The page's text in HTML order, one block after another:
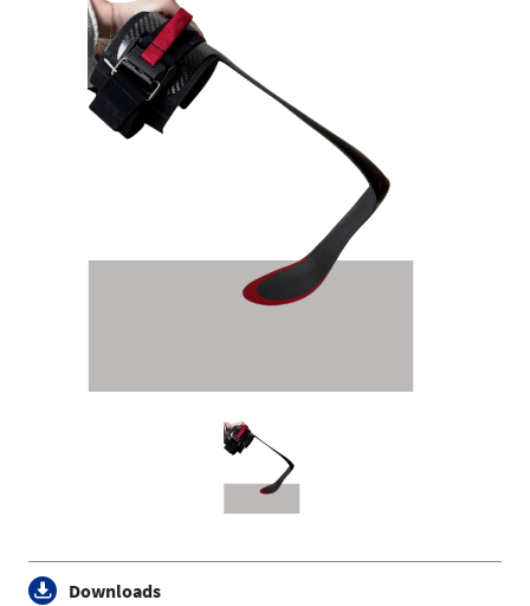
Downloads